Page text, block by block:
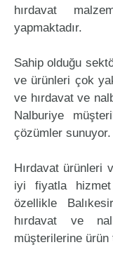
hırdavat
yapmaktadır.
Sahip olduğu
ve ürünleri çok
ve hırdavat ve
Nalburiye
çözümler sunuyor.
Hırdavat ürünleri
iyi fiyatla
özellikle
hırdavat ve
müşterilerine ürün